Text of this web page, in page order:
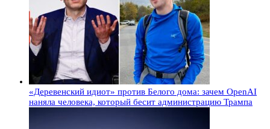
«Деревенский идиот» против Белого дома: зачем OpenAI
наняла человека, который бесит администрацию Трампа